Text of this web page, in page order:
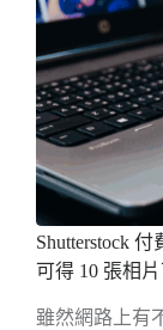
Shutterstock
可得 10 張相
雖然網路上有